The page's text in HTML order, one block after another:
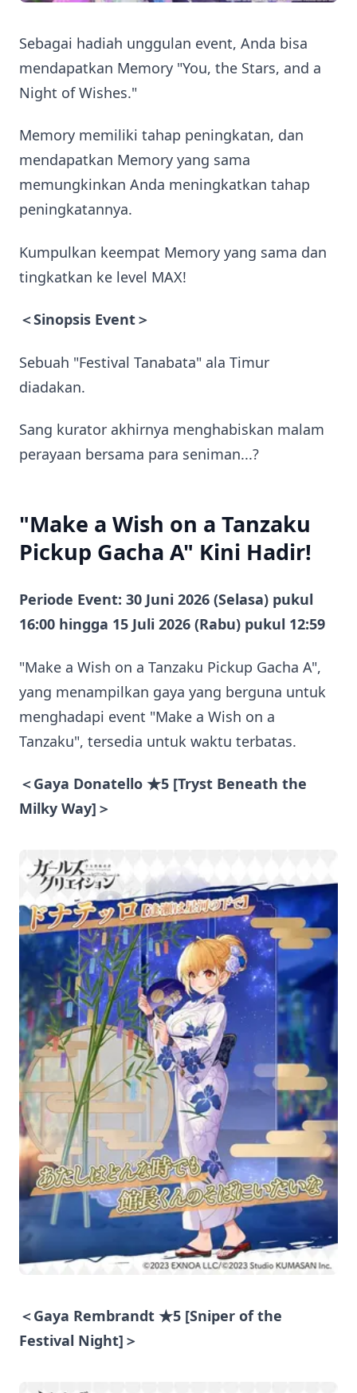
Sebagai hadiah unggulan event, Anda bisa
mendapatkan Memory "You, the Stars, and a
Night of Wishes."
Memory memiliki tahap peningkatan, dan
mendapatkan Memory yang sama
memungkinkan Anda meningkatkan tahap
peningkatannya.
Kumpulkan keempat Memory yang sama dan
tingkatkan ke level MAX!
＜Sinopsis Event＞
Sebuah "Festival Tanabata" ala Timur
diadakan.
Sang kurator akhirnya menghabiskan malam
perayaan bersama para seniman...?
"Make a Wish on a Tanzaku
Pickup Gacha A" Kini Hadir!
Periode Event: 30 Juni 2026 (Selasa) pukul
16:00 hingga 15 Juli 2026 (Rabu) pukul 12:59
"Make a Wish on a Tanzaku Pickup Gacha A",
yang menampilkan gaya yang berguna untuk
menghadapi event "Make a Wish on a
Tanzaku", tersedia untuk waktu terbatas.
＜Gaya Donatello ★5 [Tryst Beneath the
Milky Way]＞
＜Gaya Rembrandt ★5 [Sniper of the
Festival Night]＞